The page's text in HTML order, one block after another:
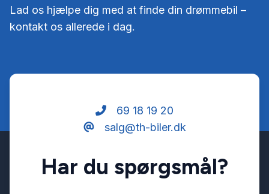
Lad os hjælpe dig med at finde din drømmebil –
kontakt os allerede i dag.
69 18 19 20
salg@th-biler.dk
Har du spørgsmål?